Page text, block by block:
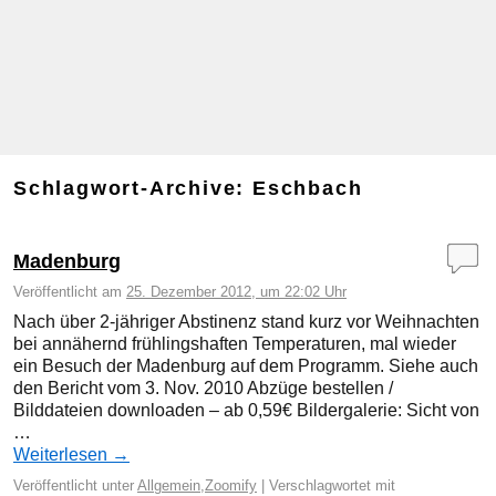
Schlagwort-Archive: Eschbach
Madenburg
Veröffentlicht am 25. Dezember 2012, um 22:02 Uhr
Nach über 2-jähriger Abstinenz stand kurz vor Weihnachten
bei annähernd frühlingshaften Temperaturen, mal wieder
ein Besuch der Madenburg auf dem Programm. Siehe auch
den Bericht vom 3. Nov. 2010 Abzüge bestellen /
Bilddateien downloaden – ab 0,59€ Bildergalerie: Sicht von
…
Weiterlesen →
Veröffentlicht unter Allgemein Zoomify Verschlagwortet mit